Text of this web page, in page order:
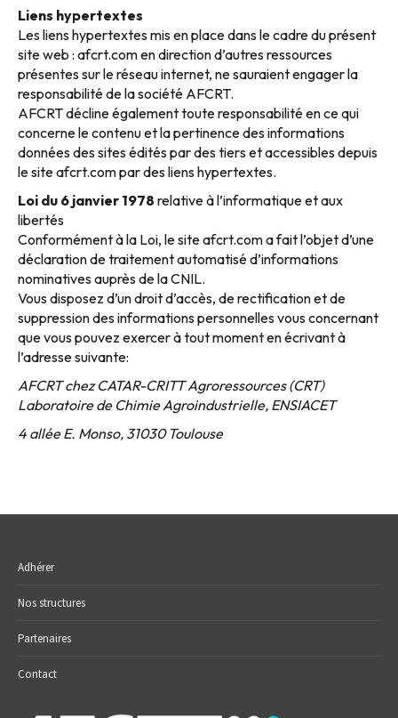
Liens hypertextes
Les liens hypertextes mis en place dans le cadre du présent
site web : afcrt.com en direction d’autres ressources
présentes sur le réseau internet, ne sauraient engager la
responsabilité de la société AFCRT.
AFCRT décline également toute responsabilité en ce qui
concerne le contenu et la pertinence des informations
données des sites édités par des tiers et accessibles depuis
le site afcrt.com par des liens hypertextes.
Loi du 6 janvier 1978 relative à l’informatique et aux
libertés
Conformément à la Loi, le site afcrt.com a fait l’objet d’une
déclaration de traitement automatisé d’informations
nominatives auprès de la CNIL.
Vous disposez d’un droit d’accès, de rectification et de
suppression des informations personnelles vous concernant
que vous pouvez exercer à tout moment en écrivant à
l’adresse suivante:
AFCRT chez CATAR-CRITT Agroressources (CRT)
Laboratoire de Chimie Agroindustrielle, ENSIACET
4 allée E. Monso, 31030 Toulouse
Adhérer
Nos structures
Partenaires
Contact